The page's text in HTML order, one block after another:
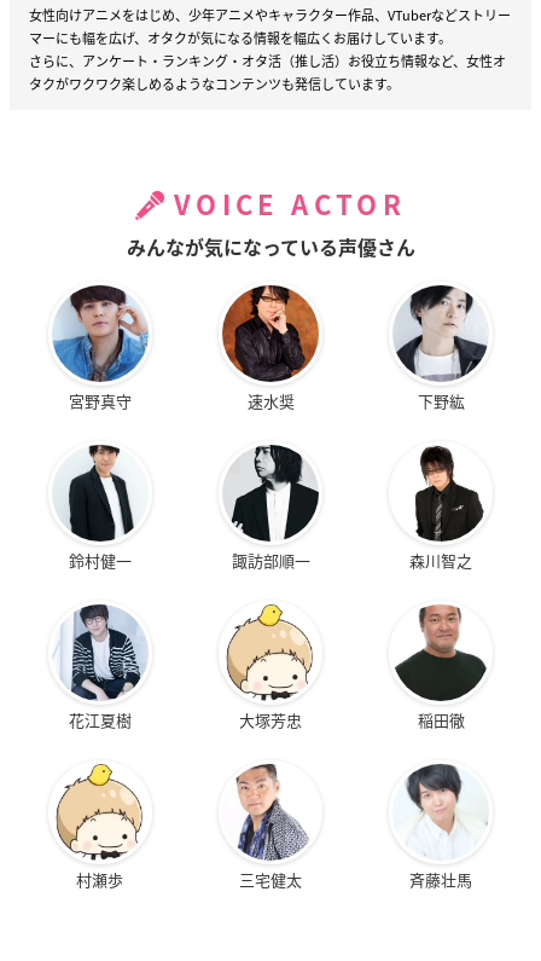
女性向けアニメをはじめ、少年アニメやキャラクター作品、VTuberなどストリー
マーにも幅を広げ、オタクが気になる情報を幅広くお届けしています。
さらに、アンケート・ランキング・オタ活（推し活）お役立ち情報など、女性オ
タクがワクワク楽しめるようなコンテンツも発信しています。
VOICE ACTOR
みんなが気になっている声優さん
宮野真守 速水奨 下野紘
鈴村健一 諏訪部順一 森川智之
花江夏樹 大塚芳忠 稲田徹
村瀬歩 三宅健太 斉藤壮馬